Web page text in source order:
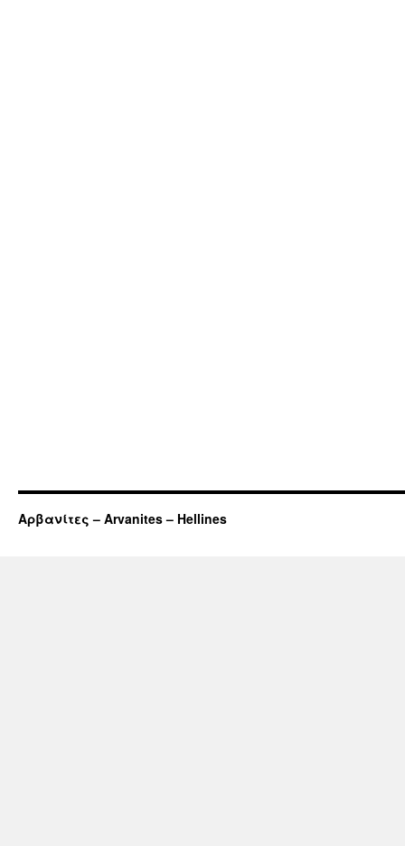
Αρβανίτες – Arvanites – Hellines